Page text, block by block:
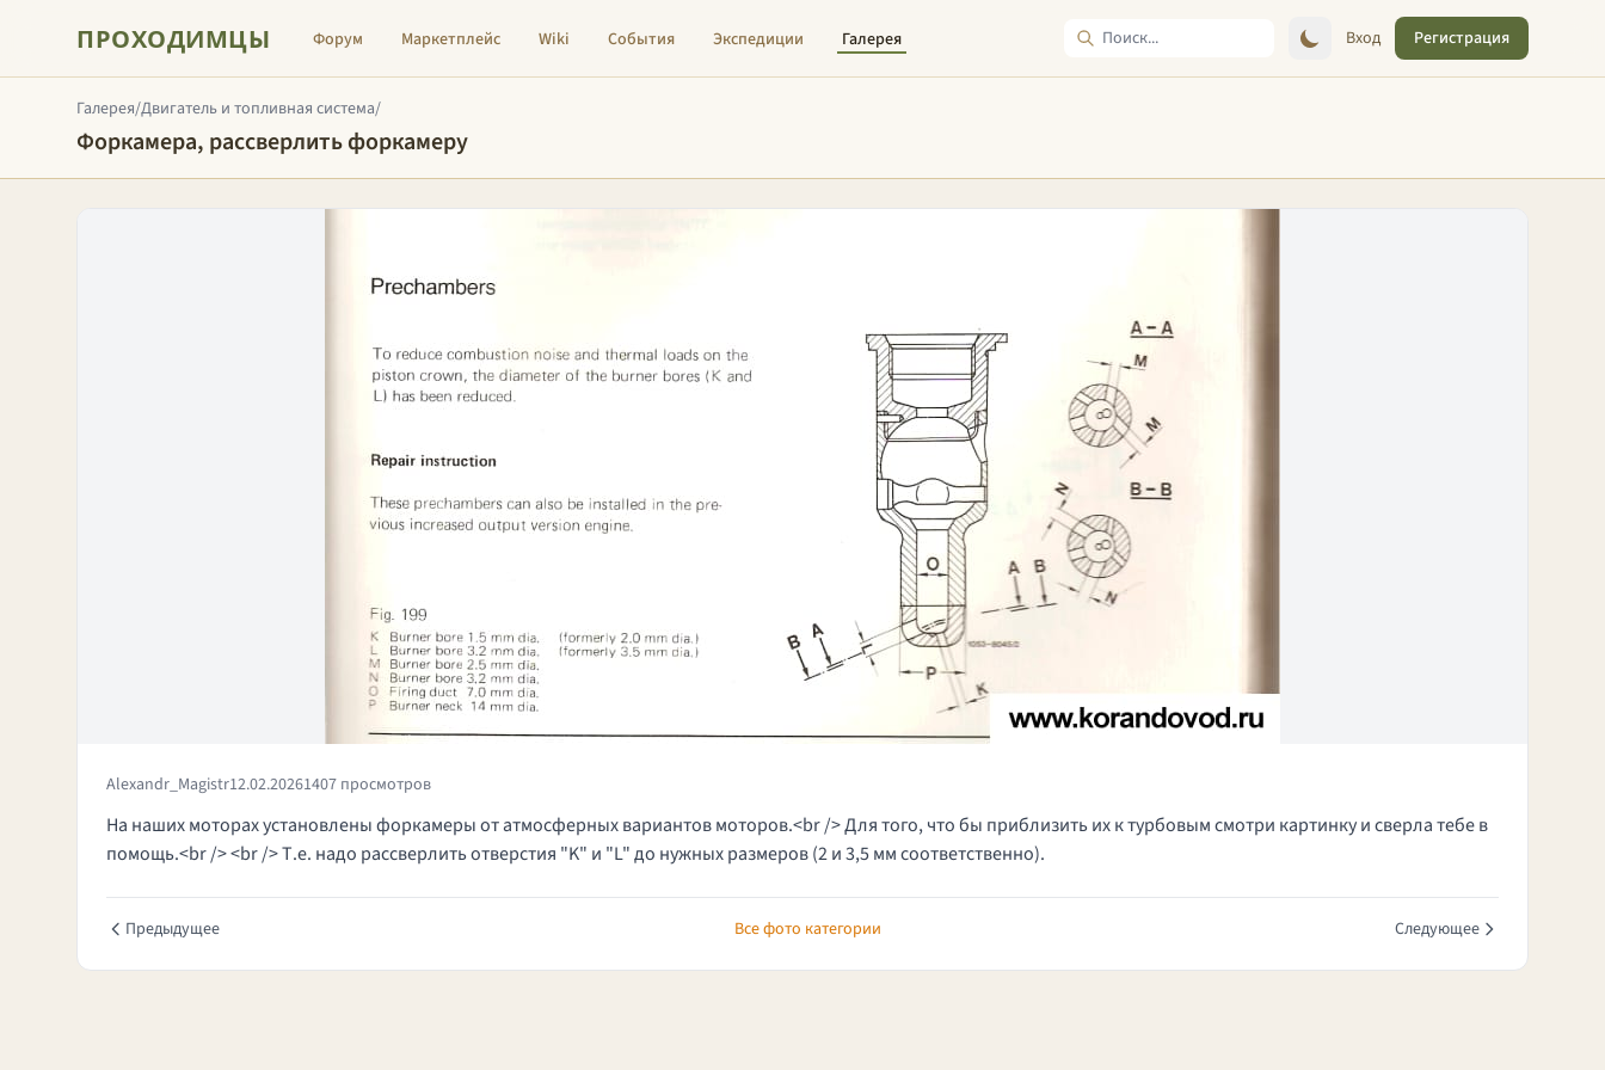
ПРОХОДИМЦЫ Форум Маркетплейс Wiki События Экспедиции Галерея Вход Регистрация
Галерея/Двигатель и топливная система/
Форкамера, рассверлить форкамеру
Alexandr_Magistr12.02.20261407 просмотров
На наших моторах установлены форкамеры от атмосферных вариантов моторов.<br /> Для того, что бы приблизить их к турбовым смотри картинку и сверла тебе в
помощь.<br /> <br /> Т.е. надо рассверлить отверстия "K" и "L" до нужных размеров (2 и 3,5 мм соответственно).
Предыдущее Все фото категории Следующее